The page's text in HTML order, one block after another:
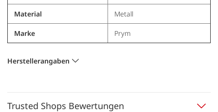
Material Metall
Marke Prym
Herstellerangaben
Trusted Shops Bewertungen